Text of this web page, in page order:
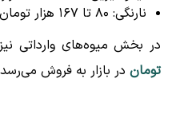
نارنگی: ۸۰ تا ۱۶۷ هزار تومان
در بخش میوه‌های وارداتی نیز
تومان در بازار به فروش